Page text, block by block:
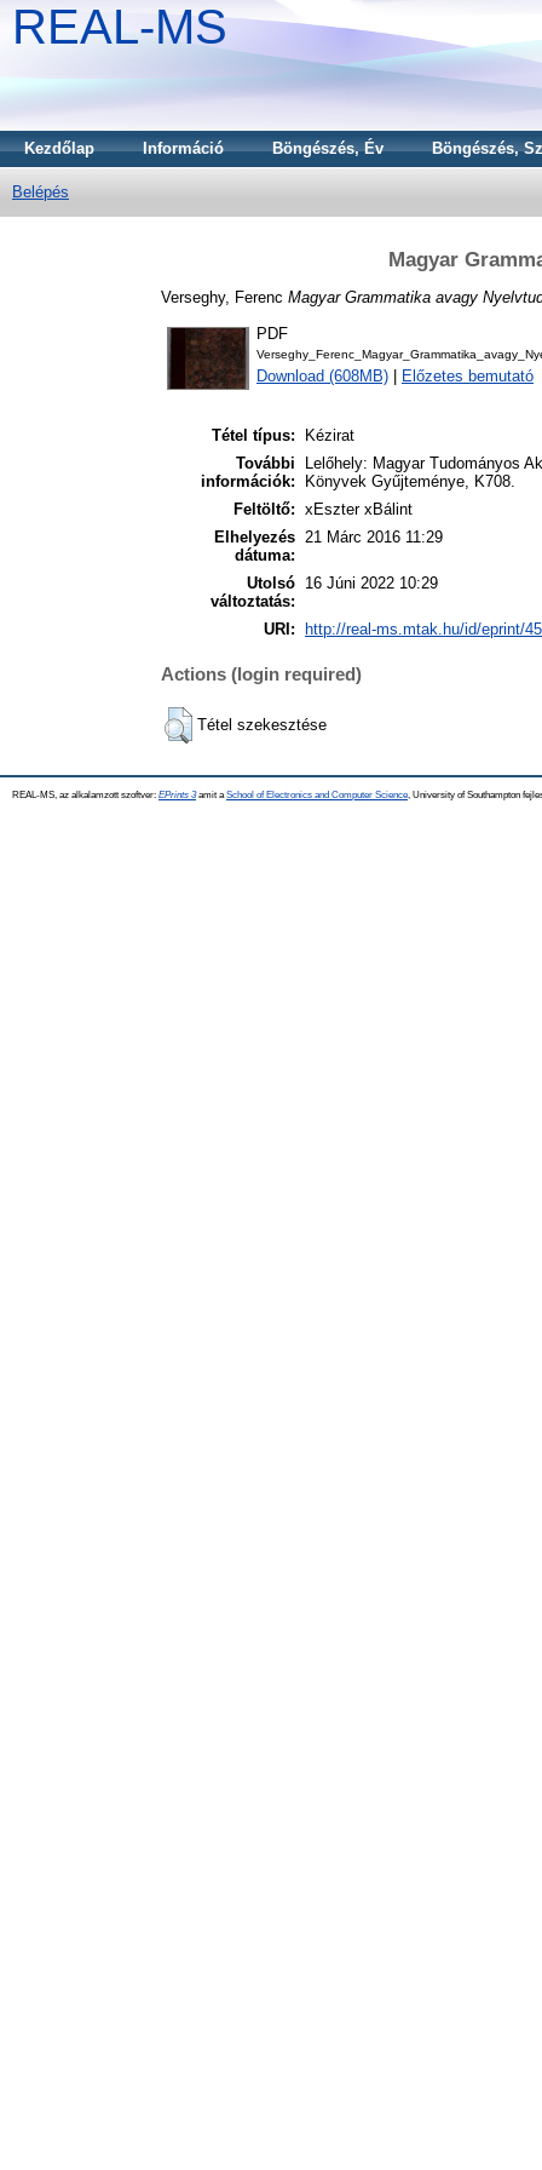
REAL-MS
Kezdőlap Információ Böngészés, Év Böngészés,
Belépés
Magyar
Verseghy, Ferenc Magyar Grammatika avagy
PDF
Download (608MB) Előzetes bemutató
Tétel típus:
Kézirat
További
információk:
Lelőhely: Magyar Tudományos
Könyvek Gyűjteménye, K708.
Feltöltő: xEszter xBálint
Elhelyezés
dátuma:
21 Márc 2016 11:29
Utolsó
változtatás:
16 Júni 2022 10:29
URI: http://real-ms.mtak.hu/id/eprint/
Actions (login required)
Tétel szekesztése
REAL-MS, az alkalamzott szoftver: EPrints 3amit a School of Electronics and Computer Science , University of Southampton